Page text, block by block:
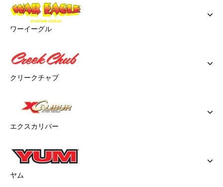
ワーイーグル
クリークチャブ
エクスカリバー
ヤム